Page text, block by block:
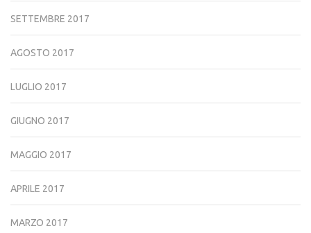
SETTEMBRE 2017
AGOSTO 2017
LUGLIO 2017
GIUGNO 2017
MAGGIO 2017
APRILE 2017
MARZO 2017